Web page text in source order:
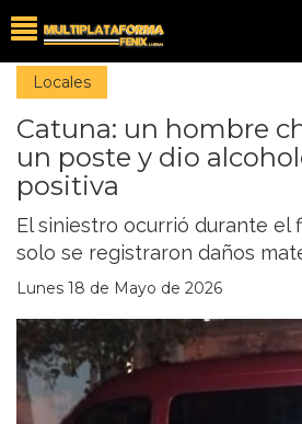
Locales
Catuna: un hombre
un poste y dio
positiva
El siniestro ocurrió durante el
solo se registraron daños
Lunes 18 de Mayo de 2026